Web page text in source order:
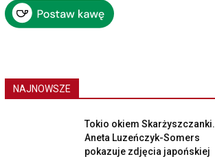
NAJNOWSZE
Tokio okiem Skarżyszczanki.
Aneta Luzeńczyk-Somers
pokazuje zdjęcia japońskiej